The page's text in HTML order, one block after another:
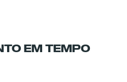
Em Tempo